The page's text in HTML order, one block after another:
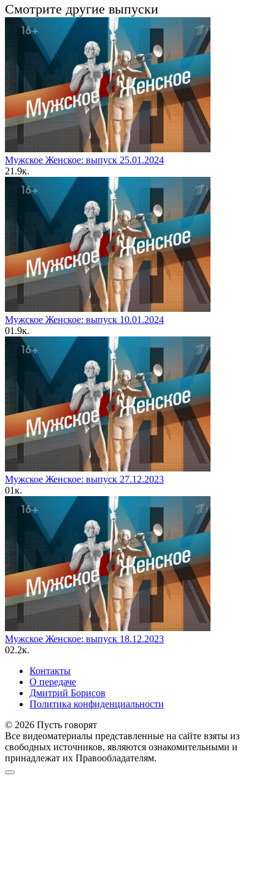
Смотрите другие выпуски
Мужское Женское: выпуск 25.01.2024
21.9к.
Мужское Женское: выпуск 10.01.2024
01.9к.
Мужское Женское: выпуск 27.12.2023
01к.
Мужское Женское: выпуск 18.12.2023
02.2к.
Контакты
О передаче
Дмитрий Борисов
Политика конфиденциальности
© 2026 Пусть говорят
Все видеоматериалы представленные на сайте взяты из
свободных источников, являются ознакомительными и
принадлежат их Правообладателям.